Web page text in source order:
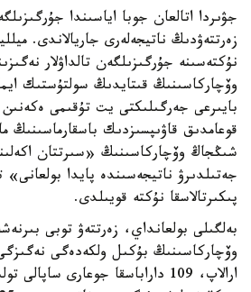
جۋىردا اتالعان جوبا اياسىندا
زەرتتەۋدىڭ ناتيجەلەرى جاريالاندى.
نۇكتەسىنە جۇرگىزىلگەن تالداۋلار
وۆچاركاسىنىڭ قىتايدىڭ سولتۇستىك
بايىرعى جەرگىلىكتى يت تۇقىمى
قوعامدىق قاۋىپسىزدىك باسقارماسىنىڭ
شىڭجاڭ وۆچاركاسىنىڭ «سىرتتان
جەتىلدىرۋ ناتيجەسىندە پايدا بولعانى»
پىكىرتالاسقا نۇكتە قويىلدى.
بەلگىلى بولعانداي، زەرتتەۋ توبى
وۆچاركاسىنىڭ بۇكىل ولكەدەگى نەگىزگى
ارالاپ، 109 داراباسقا جوعارى